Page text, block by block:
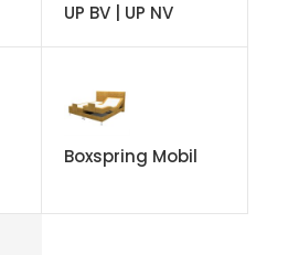
UP BV | UP NV
Boxspring Mobil